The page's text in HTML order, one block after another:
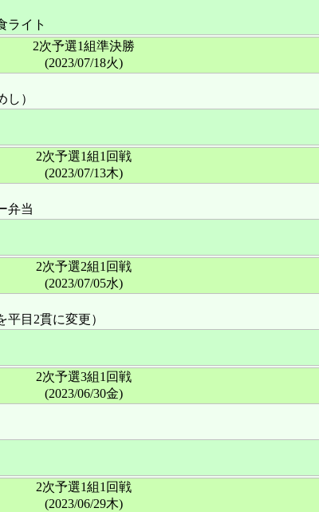
ライト
2次予選1組準決勝
(2023/07/18火)
）
2次予選1組1回戦
(2023/07/13木)
弁当
2次予選2組1回戦
(2023/07/05水)
目2貫に変更）
2次予選3組1回戦
(2023/06/30金)
2次予選1組1回戦
(2023/06/29木)